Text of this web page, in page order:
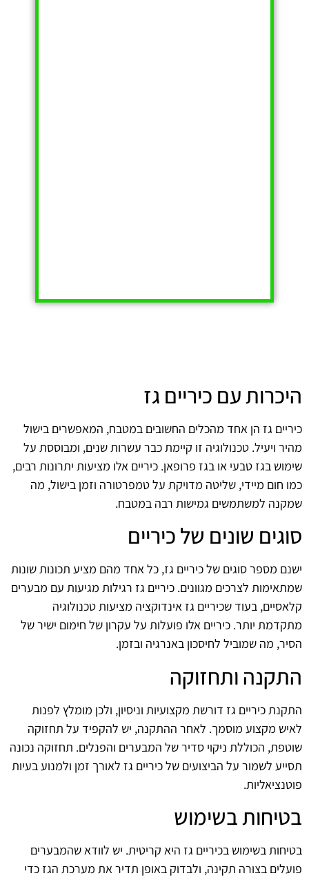
היכרות עם כיריים גז
כיריים גז הן אחד מהכלים החשובים במטבח, המאפשרים בישול
מהיר ויעיל. טכנולוגיה זו קיימת כבר עשרות שנים, ומבוססת על
שימוש בגז טבעי או בגז פרופאן. כיריים אלו מציעות יתרונות רבים,
כמו חום מיידי, שליטה מדויקת על טמפרטורה וזמן בישול, מה
שמקנה למשתמשים גמישות רבה במטבח.
סוגים שונים של כיריים
ישנם מספר סוגים של כיריים גז, כל אחד מהם מציע תכונות שונות
שמתאימות לצרכים מגוונים. כיריים גז רגילות מגיעות עם מבערים
קלאסיים, בעוד שכיריים גז אינדוקציה מציעות טכנולוגיה
מתקדמת יותר. כיריים אלו פועלות על עקרון של חימום ישיר של
הסיר, מה שמוביל לחיסכון באנרגיה ובזמן.
התקנה ותחזוקה
התקנת כיריים גז דורשת מקצועיות וניסיון, ולכן מומלץ לפנות
לאיש מקצוע מוסמך. לאחר ההתקנה, יש להקפיד על תחזוקה
שוטפת, הכוללת ניקוי סדיר של המבערים והפנלים. תחזוקה נכונה
תסייע לשמור על הביצועים של כיריים גז לאורך זמן ולמנוע בעיות
פוטנציאליות.
בטיחות בשימוש
בטיחות בשימוש בכיריים גז היא קריטית. יש לוודא שהמבערים
פועלים בצורה תקינה, ולבדוק באופן תדיר את מערכת הגז כדי